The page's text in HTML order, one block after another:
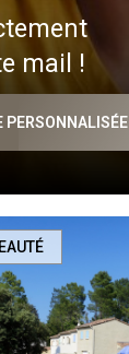
mail !
PERSONNALISÉE